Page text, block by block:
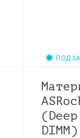
ПОД
DIMM)